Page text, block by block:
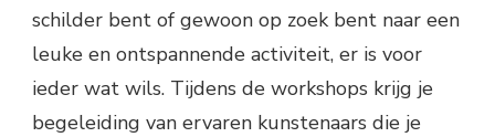
schilder bent of gewoon op zoek bent naar een
leuke en ontspannende activiteit, er is voor
ieder wat wils. Tijdens de workshops krijg je
begeleiding van ervaren kunstenaars die je